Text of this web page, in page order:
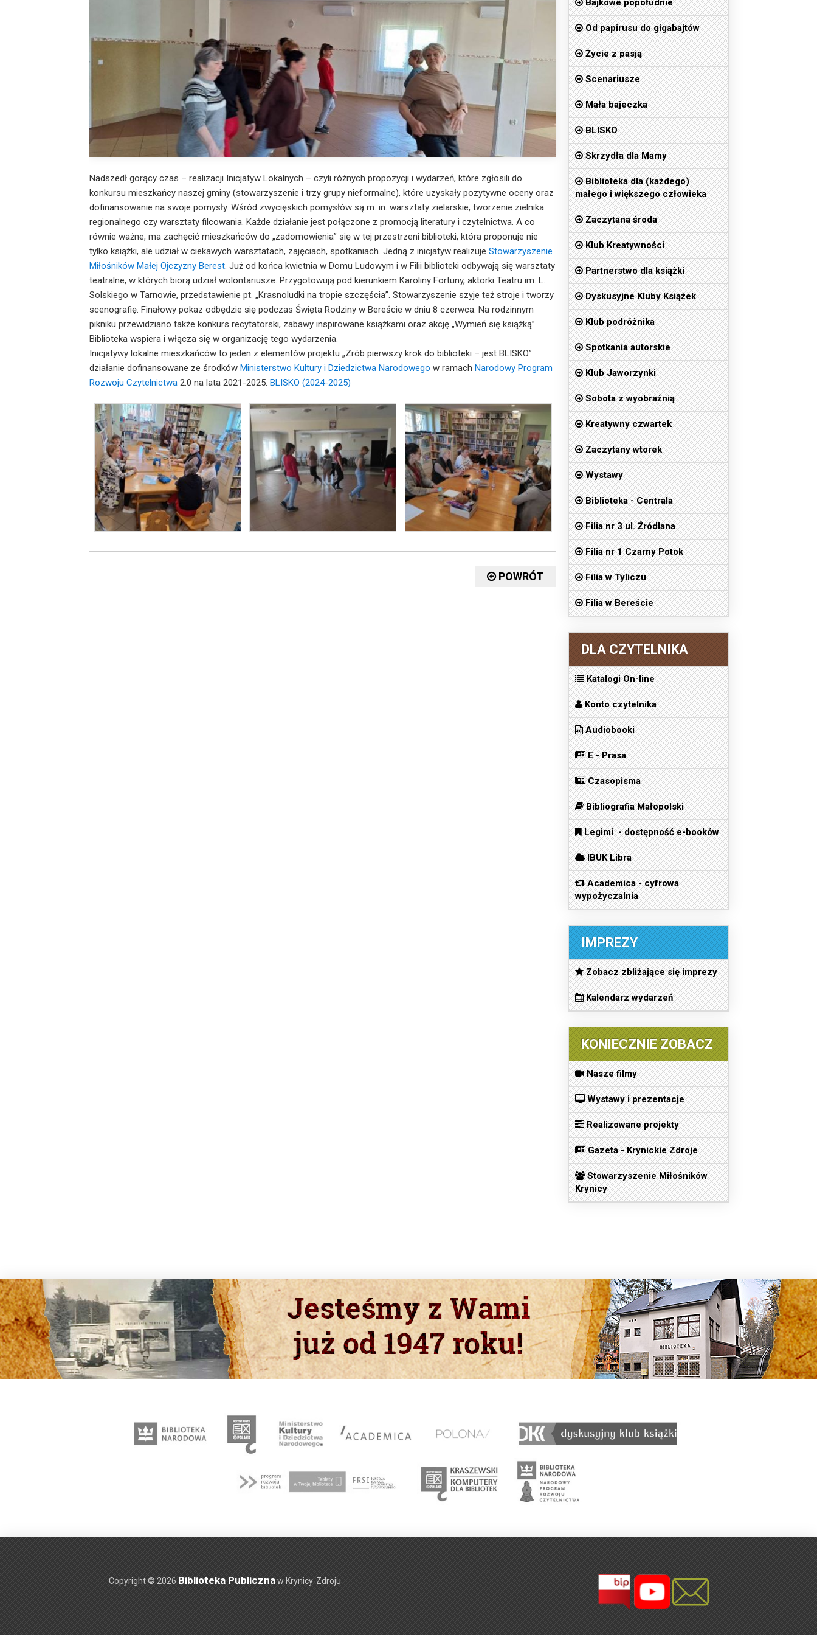
Nadszedł gorący czas – realizacji Inicjatyw Lokalnych – czyli różnych propozycji i wydarzeń, które zgłosili do
konkursu mieszkańcy naszej gminy (stowarzyszenie i trzy grupy nieformalne), które uzyskały pozytywne oceny oraz
dofinansowanie na swoje pomysły. Wśród zwycięskich pomysłów są m. in. warsztaty zielarskie, tworzenie zielnika
regionalnego czy warsztaty filcowania. Każde działanie jest połączone z promocją literatury i czytelnictwa. A co
równie ważne, ma zachęcić mieszkańców do „zadomowienia” się w tej przestrzeni biblioteki, która proponuje nie
tylko książki, ale udział w ciekawych warsztatach, zajęciach, spotkaniach. Jedną z inicjatyw realizuje Stowarzyszenie
Miłośników Małej Ojczyzny Berest. Już od końca kwietnia w Domu Ludowym i w Filii biblioteki odbywają się warsztaty
teatralne, w których biorą udział wolontariusze. Przygotowują pod kierunkiem Karoliny Fortuny, aktorki Teatru im. L.
Solskiego w Tarnowie, przedstawienie pt. „Krasnoludki na tropie szczęścia”. Stowarzyszenie szyje też stroje i tworzy
scenografię. Finałowy pokaz odbędzie się podczas Święta Rodziny w Bereście w dniu 8 czerwca. Na rodzinnym
pikniku przewidziano także konkurs recytatorski, zabawy inspirowane książkami oraz akcję „Wymień się książką”.
Biblioteka wspiera i włącza się w organizację tego wydarzenia.
Inicjatywy lokalne mieszkańców to jeden z elementów projektu „Zrób pierwszy krok do biblioteki – jest BLISKO”.
działanie dofinansowane ze środków Ministerstwo Kultury i Dziedzictwa Narodowego w ramach Narodowy Program
Rozwoju Czytelnictwa 2.0 na lata 2021-2025. BLISKO (2024-2025)
POWRÓT
Bajkowe popołudnie
Od papirusu do gigabajtów
Życie z pasją
Scenariusze
Mała bajeczka
BLISKO
Skrzydła dla Mamy
Biblioteka dla (każdego)
małego i większego człowieka
Zaczytana środa
Klub Kreatywności
Partnerstwo dla książki
Dyskusyjne Kluby Książek
Klub podróżnika
Spotkania autorskie
Klub Jaworzynki
Sobota z wyobraźnią
Kreatywny czwartek
Zaczytany wtorek
Wystawy
Biblioteka - Centrala
Filia nr 3 ul. Źródlana
Filia nr 1 Czarny Potok
Filia w Tyliczu
Filia w Bereście
DLA CZYTELNIKA
Katalogi On-line
Konto czytelnika
Audiobooki
E - Prasa
Czasopisma
Bibliografia Małopolski
Legimi - dostępność e-booków
IBUK Libra
Academica - cyfrowa
wypożyczalnia
IMPREZY
Zobacz zbliżające się imprezy
Kalendarz wydarzeń
KONIECZNIE ZOBACZ
Nasze filmy
Wystawy i prezentacje
Realizowane projekty
Gazeta - Krynickie Zdroje
Stowarzyszenie Miłośników
Krynicy
Copyright © 2026 Biblioteka Publicznaw Krynicy-Zdroju